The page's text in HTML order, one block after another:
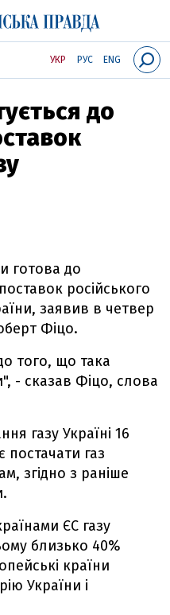
УКР РУС ENG
до
готова до
російського
заявив в четвер
Фіцо.
того, що така
- сказав Фіцо, слова
газу Україні 16
газ
згідно з раніше
ЄС газу
близько 40%
країни
України і